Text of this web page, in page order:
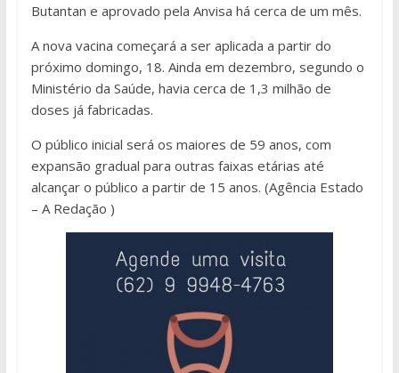
Butantan e aprovado pela Anvisa há cerca de um mês.
A nova vacina começará a ser aplicada a partir do
próximo domingo, 18. Ainda em dezembro, segundo o
Ministério da Saúde, havia cerca de 1,3 milhão de
doses já fabricadas.
O público inicial será os maiores de 59 anos, com
expansão gradual para outras faixas etárias até
alcançar o público a partir de 15 anos. (Agência Estado
– A Redação )